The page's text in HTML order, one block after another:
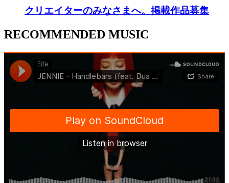
クリエイターのみなさまへ。掲載作品募集
RECOMMENDED MUSIC